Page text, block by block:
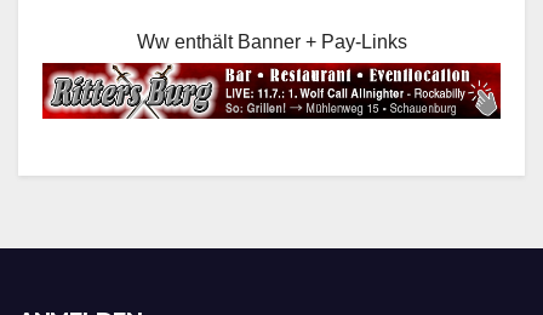
Ww enthält Banner + Pay-Links